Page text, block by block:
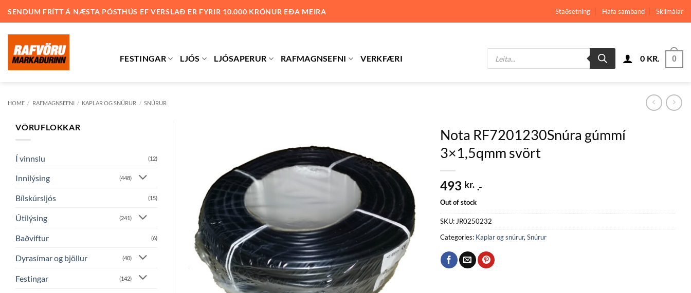
SENDUM FRÍTT Á NÆSTA PÓSTHÚS EF VERSLAÐ ER FYRIR 10.000 KRÓNUR EÐA MEIRA Staðsetning Hafa samband Skilmálar
FESTINGAR LJÓS LJÓSAPERUR RAFMAGNSEFNI VERKFÆRI
Products
search
0 KR. 0
HOME / RAFMAGNSEFNI / KAPLAR OG SNÚRUR / SNÚRUR
VÖRUFLOKKAR
Í vinnslu (12)
Innilýsing (448)
Bílskúrsljós (15)
Útilýsing (241)
Baðviftur (6)
Dyrasímar og bjöllur (40)
Festingar (142)
óskalista
Nota RF7201230Snúra gúmmí
3×1,5qmm svört
493 kr. .-
Out of stock
SKU: JR0250232
Categories: Kaplar og snúrur, Snúrur